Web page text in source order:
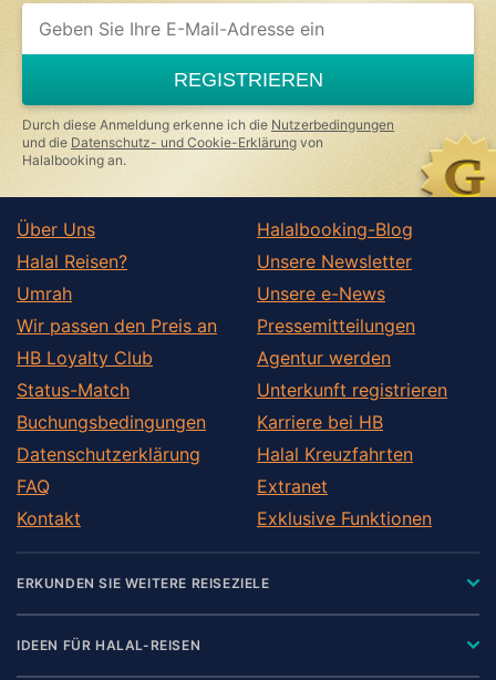
If
you
ignore
this
field
REGISTRIEREN
Durch diese Anmeldung erkenne ich die Nutzerbedingungen
und die Datenschutz- und Cookie-Erklärung von
Halalbooking an.
Über Uns
Halal Reisen?
Umrah
Wir passen den Preis an
HB Loyalty Club
Status-Match
Buchungsbedingungen
Datenschutzerklärung
FAQ
Kontakt
Halalbooking-Blog
Unsere Newsletter
Unsere e-News
Pressemitteilungen
Agentur werden
Unterkunft registrieren
Karriere bei HB
Halal Kreuzfahrten
Extranet
Exklusive Funktionen
ERKUNDEN SIE WEITERE REISEZIELE
IDEEN FÜR HALAL-REISEN